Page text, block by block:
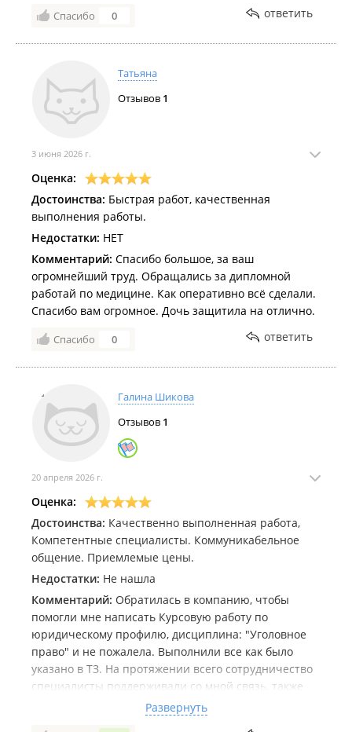
Спасибо 0 ответить
Татьяна
Отзывов 1
3 июня 2026 г.
Оценка:
Достоинства: Быстрая работ, качественная
выполнения работы.
Недостатки: НЕТ
Комментарий: Спасибо большое, за ваш
огромнейший труд. Обращались за дипломной
работай по медицине. Как оперативно всё сделали.
Спасибо вам огромное. Дочь защитила на отлично.
Спасибо 0 ответить
Галина Шикова
Отзывов 1
20 апреля 2026 г.
Оценка:
Достоинства: Качественно выполненная работа,
Компетентные специалисты. Коммуникабельное
общение. Приемлемые цены.
Недостатки: Не нашла
Комментарий: Обратилась в компанию, чтобы
помогли мне написать Курсовую работу по
юридическому профилю, дисциплина: "Уголовное
право" и не пожалела. Выполнили все как было
указано в ТЗ. На протяжении всего сотрудничество
специалисты поддерживали со мной связь, также
было вежливое и коммуникабельное общение. Так
что могу лишь только поблагодарить сотрудников за
Развернуть